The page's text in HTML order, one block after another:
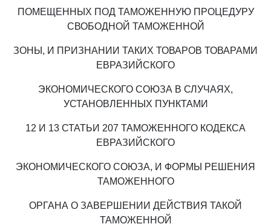
ПОМЕЩЕННЫХ ПОД ТАМОЖЕННУЮ ПРОЦЕДУРУ
СВОБОДНОЙ ТАМОЖЕННОЙ
ЗОНЫ, И ПРИЗНАНИИ ТАКИХ ТОВАРОВ ТОВАРАМИ
ЕВРАЗИЙСКОГО
ЭКОНОМИЧЕСКОГО СОЮЗА В СЛУЧАЯХ,
УСТАНОВЛЕННЫХ ПУНКТАМИ
12 И 13 СТАТЬИ 207 ТАМОЖЕННОГО КОДЕКСА
ЕВРАЗИЙСКОГО
ЭКОНОМИЧЕСКОГО СОЮЗА, И ФОРМЫ РЕШЕНИЯ
ТАМОЖЕННОГО
ОРГАНА О ЗАВЕРШЕНИИ ДЕЙСТВИЯ ТАКОЙ
ТАМОЖЕННОЙ